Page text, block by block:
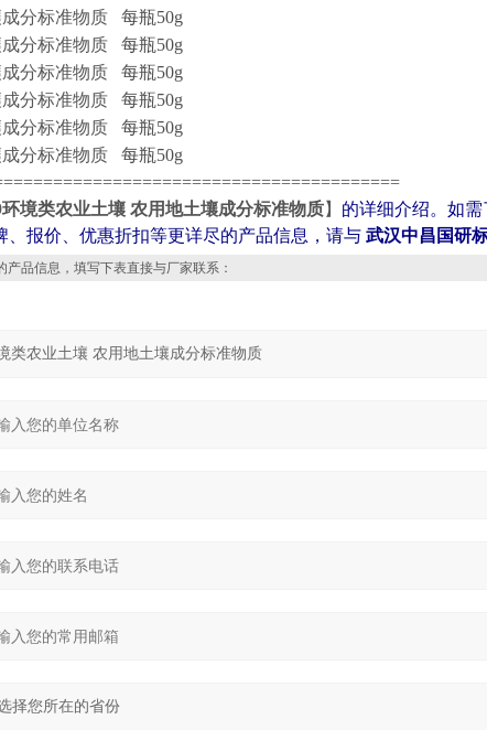
分标准物质 每瓶50g
分标准物质 每瓶50g
分标准物质 每瓶50g
分标准物质 每瓶50g
分标准物质 每瓶50g
分标准物质 每瓶50g
环境类农业土壤 农用地土壤成分标准物质】 的详细介绍。如
、报价、优惠折扣等更详尽的产品信息，请与 武汉中昌国研
品信息，填写下表直接与厂家联系：